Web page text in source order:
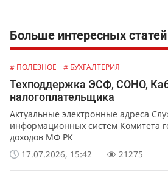
Больше интересных статей
# ПОЛЕЗНОЕ # БУХГАЛТЕРИЯ
Техподдержка ЭСФ, СОНО,
налогоплательщика
Актуальные электронные адреса
информационных систем Комитета
доходов МФ РК
17.07.2026, 15:42
21275